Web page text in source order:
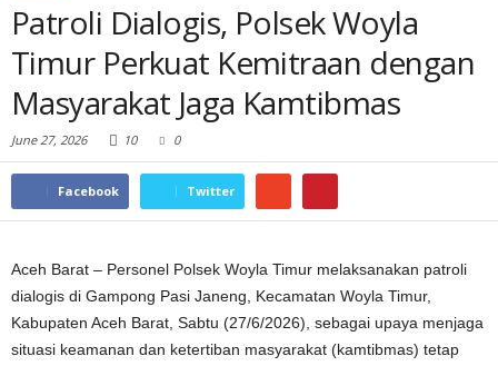
Patroli Dialogis, Polsek Woyla
Timur Perkuat Kemitraan dengan
Masyarakat Jaga Kamtibmas
June 27, 2026 10 0
Facebook Twitter
Aceh Barat – Personel Polsek Woyla Timur melaksanakan patroli
dialogis di Gampong Pasi Janeng, Kecamatan Woyla Timur,
Kabupaten Aceh Barat, Sabtu (27/6/2026), sebagai upaya menjaga
situasi keamanan dan ketertiban masyarakat (kamtibmas) tetap